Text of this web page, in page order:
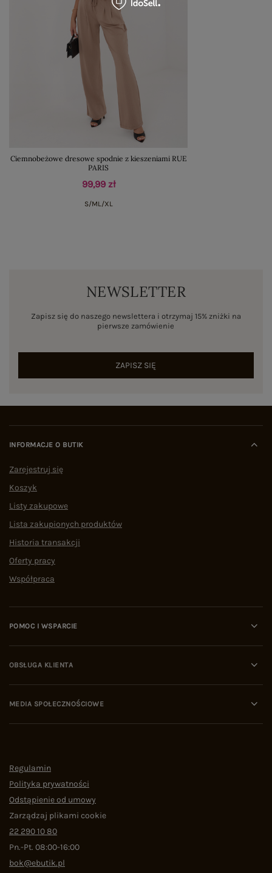
Ciemnobeżowe dresowe spodnie z kieszeniami RUE
PARIS
99,99 zł
S/ML/XL
NEWSLETTER
Zapisz się do naszego newslettera i otrzymaj 15% zniżki na
pierwsze zamówienie
ZAPISZ SIĘ
INFORMACJE O BUTIK
Zarejestruj się
Koszyk
Listy zakupowe
Lista zakupionych produktów
Historia transakcji
Oferty pracy
Współpraca
POMOC I WSPARCIE
OBSŁUGA KLIENTA
MEDIA SPOŁECZNOŚCIOWE
Regulamin
Polityka prywatności
Odstąpienie od umowy
Zarządzaj plikami cookie
22 290 10 80
Pn.-Pt. 08:00-16:00
bok@ebutik.pl